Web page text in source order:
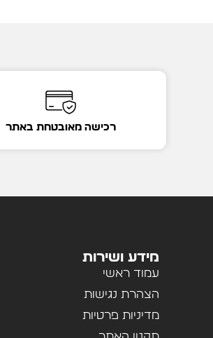
רכישה מאובטחת באתר
מידע ושירות
עמוד ראשי
הצהרת נגישות
מדיניות פרטיות